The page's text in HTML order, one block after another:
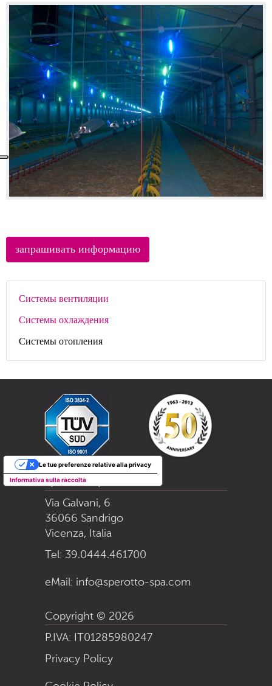
Системы вентиляции
Системы охлаждения
Системы отопления
Sperotto S.p.a.
Via Galvani, 6
36066 Sandrigo
Vicenza, Italia
Tel: 39.0444.461700
eMail: info@sperotto-spa.com
Copyright © 2026
P.IVA: IT01285980247
Privacy Policy
Informativa sulla raccolta
Le tue preferenze relative alla privacy